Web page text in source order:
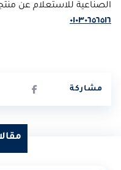
الصناعية للاستعلام عن
٠١٠٣٠٦٥٦٥١٦